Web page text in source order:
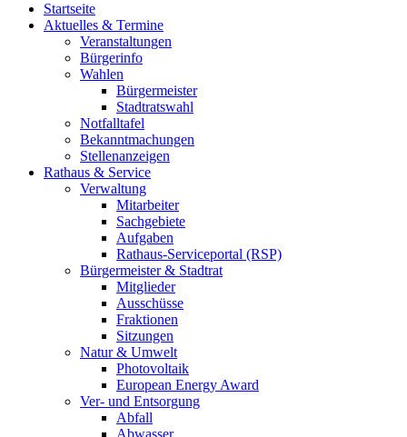
Startseite
Aktuelles & Termine
Veranstaltungen
Bürgerinfo
Wahlen
Bürgermeister
Stadtratswahl
Notfalltafel
Bekanntmachungen
Stellenanzeigen
Rathaus & Service
Verwaltung
Mitarbeiter
Sachgebiete
Aufgaben
Rathaus-Serviceportal (RSP)
Bürgermeister & Stadtrat
Mitglieder
Ausschüsse
Fraktionen
Sitzungen
Natur & Umwelt
Photovoltaik
European Energy Award
Ver- und Entsorgung
Abfall
Abwasser